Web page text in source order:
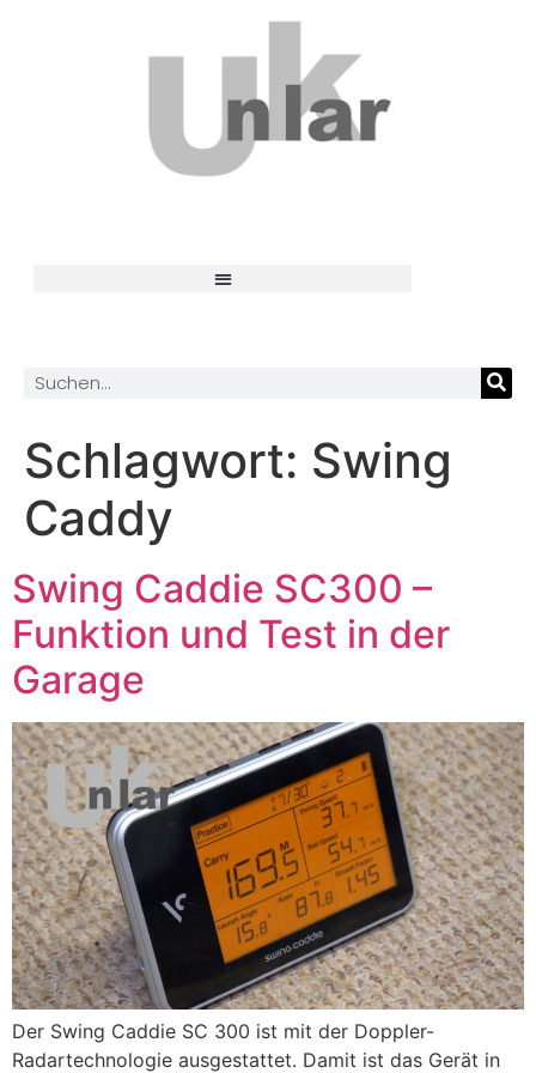
Schlagwort: Swing
Caddy
Swing Caddie SC300 –
Funktion und Test in der
Garage
Der Swing Caddie SC 300 ist mit der Doppler-
Radartechnologie ausgestattet. Damit ist das Gerät in